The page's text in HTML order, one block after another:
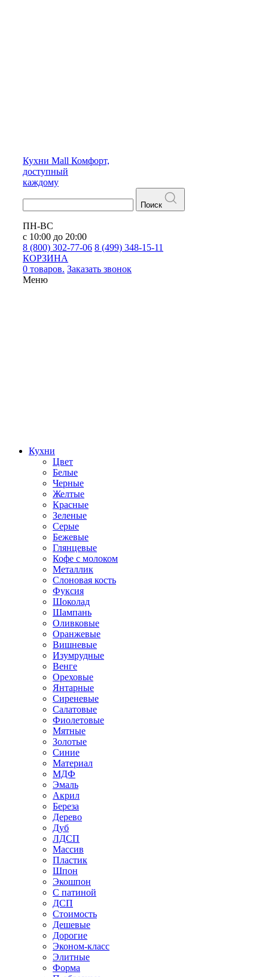
Кухни Mall Комфорт,
доступный
каждому
Поиск
ПН-ВС
с 10:00 до 20:00
8 (800) 302-77-06 8 (499) 348-15-11
КОРЗИНА
0 товаров. Заказать звонок
Меню
Кухни
Цвет
Белые
Черные
Желтые
Красные
Зеленые
Серые
Бежевые
Глянцевые
Кофе с молоком
Металлик
Слоновая кость
Фуксия
Шоколад
Шампань
Оливковые
Оранжевые
Вишневые
Изумрудные
Венге
Ореховые
Янтарные
Сиреневые
Салатовые
Фиолетовые
Мятные
Золотые
Синие
Материал
МДФ
Эмаль
Акрил
Береза
Дерево
Дуб
ЛДСП
Массив
Пластик
Шпон
Экошпон
С патиной
ДСП
Стоимость
Дешевые
Дорогие
Эконом-класс
Элитные
Форма